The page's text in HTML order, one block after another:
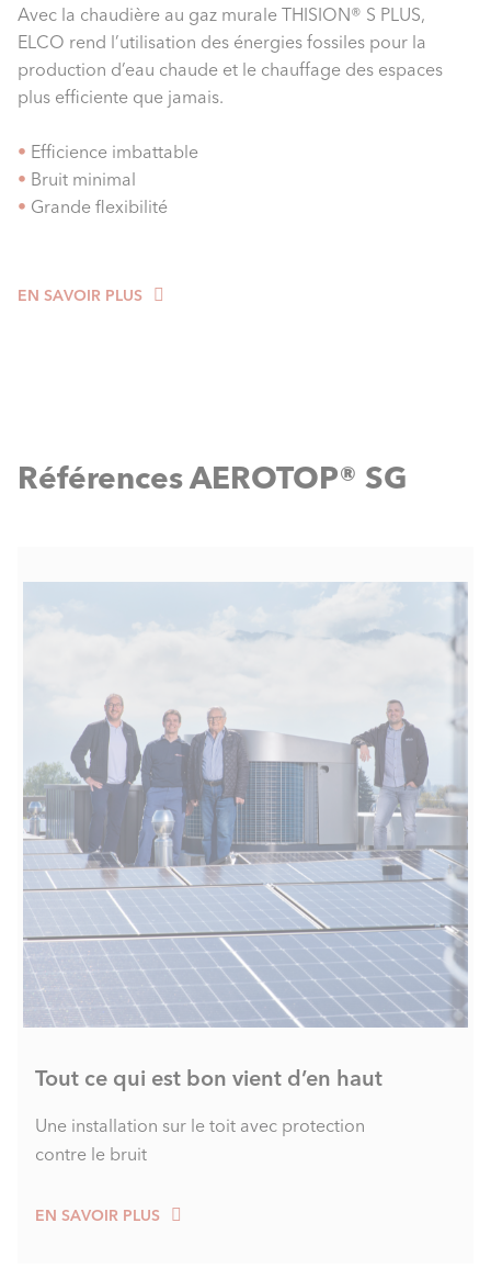
Avec la chaudière au gaz murale THISION® S PLUS,
ELCO rend l’utilisation des énergies fossiles pour la
production d’eau chaude et le chauffage des espaces
plus efficiente que jamais.
• Efficience imbattable
• Bruit minimal
• Grande flexibilité
EN SAVOIR PLUS
Références AEROTOP® SG
Tout ce qui est bon vient d’en haut
Une installation sur le toit avec protection
contre le bruit
EN SAVOIR PLUS